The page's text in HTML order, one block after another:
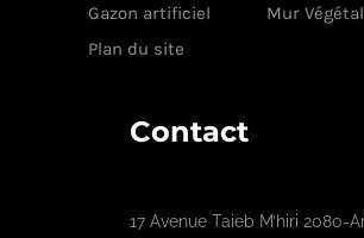
Gazon artificiel
Mur
Plan du site
Contact
17 Avenue Taieb M’hiri 2080-